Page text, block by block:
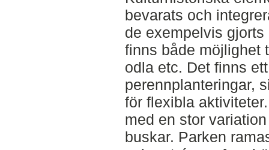
bevarats och
de exempelvis
finns både möjlighet
odla etc. Det finns
perennplanteringar,
för flexibla
med en stor
buskar. Parken